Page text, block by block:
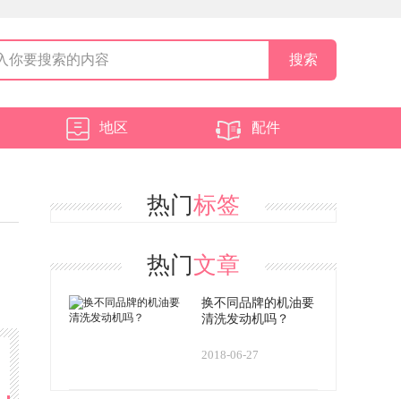
地区 配件
热门标签
热门文章
换不同品牌的机油要
清洗发动机吗？
2018-06-27